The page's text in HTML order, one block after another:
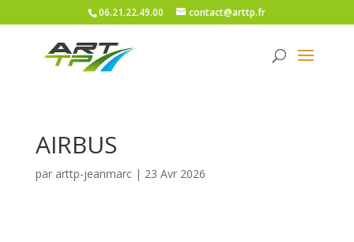
06.21.22.49.00 contact@arttp.fr
AIRBUS
par arttp-jeanmarc| 23 Avr 2026